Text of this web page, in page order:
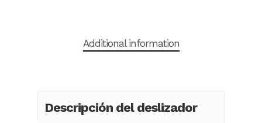
Additional information
Descripción del deslizador